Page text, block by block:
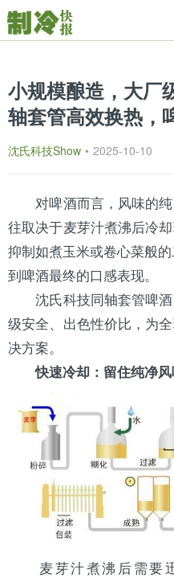
小规模酿造，大厂
轴套管高效换热，
沈氏科技Show • 2025-10-10
对啤酒而言，风味的纯
往取决于麦芽汁煮沸后冷
抑制如煮玉米或卷心菜般
到啤酒最终的口感表现。
沈氏科技同轴套管啤
级安全、出色性价比，为
决方案。
快速冷却：留住纯净
麦芽汁煮沸后需要